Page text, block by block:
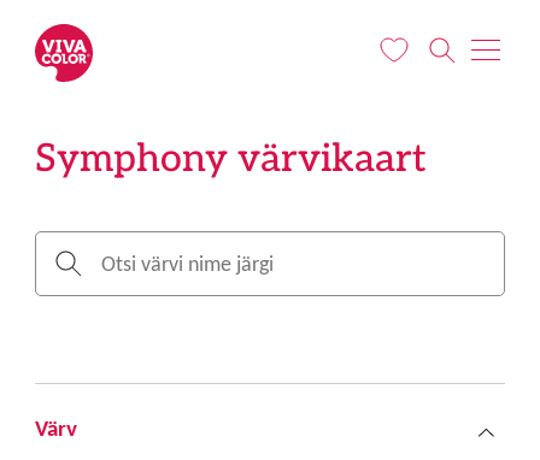
Symphony värvikaart
Värv